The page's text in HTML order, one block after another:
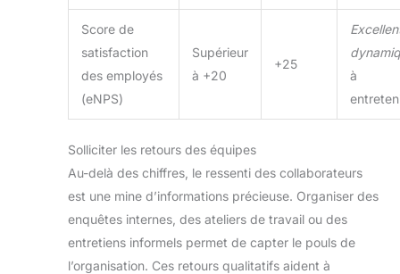
Score de
satisfaction
des employés
(eNPS)
Supérieur
à +20
+25
à
Solliciter les retours des équipes
Au-delà des chiffres, le ressenti des collaborateurs
est une mine d’informations précieuse. Organiser des
enquêtes internes, des ateliers de travail ou des
entretiens informels permet de capter le pouls de
l’organisation. Ces retours qualitatifs aident à